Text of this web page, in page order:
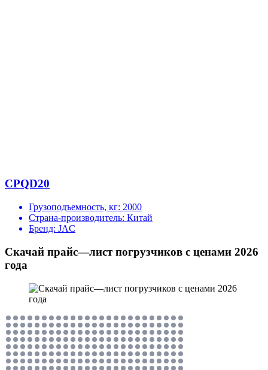
CPQD20
Грузоподъемность, кг: 2000
Страна-производитель: Китай
Бренд: JAC
Скачай прайс—лист погрузчиков с ценами 2026
года